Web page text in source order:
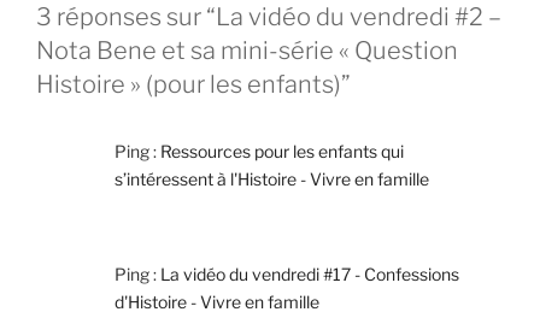
3 réponses sur “La vidéo du vendredi #2 –
Nota Bene et sa mini-série « Question
Histoire » (pour les enfants)”
Ping : Ressources pour les enfants qui
s’intéressent à l'Histoire - Vivre en famille
Ping : La vidéo du vendredi #17 - Confessions
d'Histoire - Vivre en famille